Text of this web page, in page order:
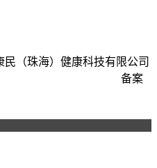
民（珠海）健康科技有限公司
备案